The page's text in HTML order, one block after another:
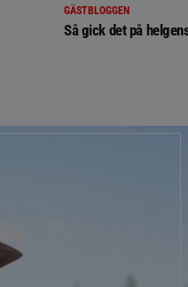
GÄSTBLOGGEN
Så gick det på